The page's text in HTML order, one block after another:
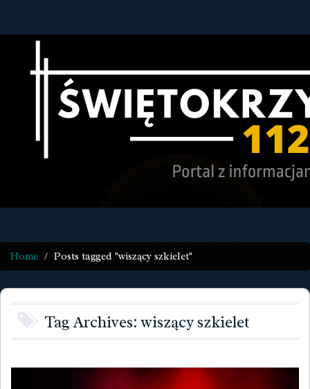
Home Posts tagged "wiszący szkielet"
Tag Archives: wiszący szkielet